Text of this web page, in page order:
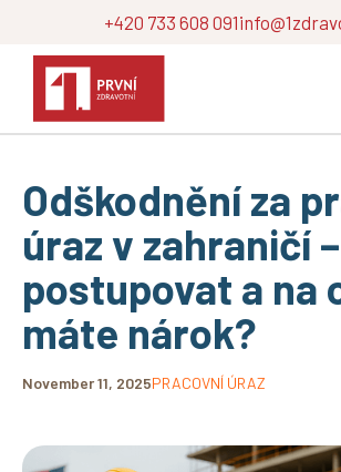
+420 733 608 091
Odškodnění za
úraz v zahraničí
postupovat a na
máte nárok?
November 11, 2025PRACOVNÍ ÚRAZ